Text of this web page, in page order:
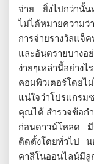
จ่าย ยิ่งไปกว่านั้น
ไม่ได้หมายความว่
การจ่ายรางวัลแ
และอันตรายบางอ
ง่ายๆเหล่านี้อย่
คอมพิวเตอร์โดย
แน่ใจว่าโปรแกรม
คุณได้ สำรวจข้อก
ก่อนดาวน์โหลด มี
ติดตั้งโดยทั่วไป น
คาสิโนออนไลน์มี